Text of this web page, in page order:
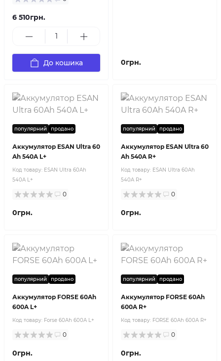
6 510грн.
До кошика 0грн.
популярний продано
Аккумулятор ESAN Ultra 60
Ah 540A L+
Код товару: ESAN Ultra 60Ah
540A L+
0
0грн.
популярний продано
Аккумулятор ESAN Ultra 60
Ah 540A R+
Код товару: ESAN Ultra 60Ah
540A R+
0
0грн.
популярний продано
Аккумулятор FORSE 60Ah
600A L+
Код товару: Forse 60Ah 600A L+
0
0грн.
популярний продано
Аккумулятор FORSE 60Ah
600A R+
Код товару: FORSE 60Ah 600A R+
0
0грн.